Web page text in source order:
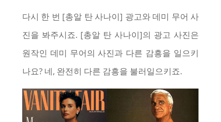
다시 한 번 [총알 탄 사나이] 광고와 데미 무어 사
진을 봐주시죠. [총알 탄 사나이]의 광고 사진은
원작인 데미 무어의 사진과 다른 감흥을 일으키
나요? 네, 완전히 다른 감흥을 불러일으키죠.